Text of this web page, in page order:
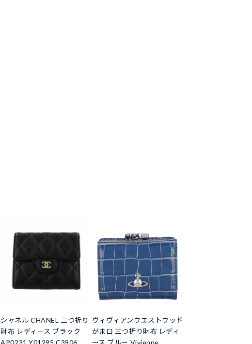
シャネル CHANEL 三つ折り
財布 レディース ブラック
AP0231 Y01295 C3906
ヴィヴィアンウエストウッド
がま口 三つ折り財布 レディ
ース ブルー Vivienne